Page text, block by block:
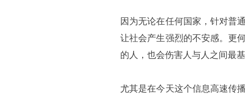
因为无论在任何国家，针对普
让社会产生强烈的不安感。更
的人，也会伤害人与人之间最基
尤其是在今天这个信息高速传